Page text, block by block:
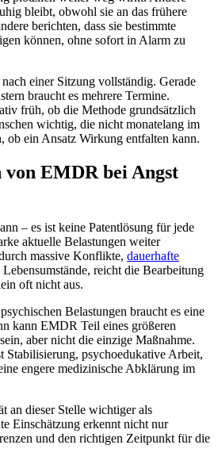
bleibt, obwohl sie an das frühere
berichten, dass sie bestimmte
können, ohne sofort in Alarm zu
einer Sitzung vollständig. Gerade
braucht es mehrere Termine.
früh, ob die Methode grundsätzlich
wichtig, die nicht monatelang im
ob ein Ansatz Wirkung entfalten kann.
von EMDR bei Angst
– es ist keine Patentlösung für jede
aktuelle Belastungen weiter
massive Konflikte, dauerhafte
reicht die Bearbeitung
oft nicht aus.
Belastungen braucht es eine
kann EMDR Teil eines größeren
aber nicht die einzige Maßnahme.
Stabilisierung, psychoedukative Arbeit,
engere medizinische Abklärung im
an dieser Stelle wichtiger als
Einschätzung erkennt nicht nur
und den richtigen Zeitpunkt für die